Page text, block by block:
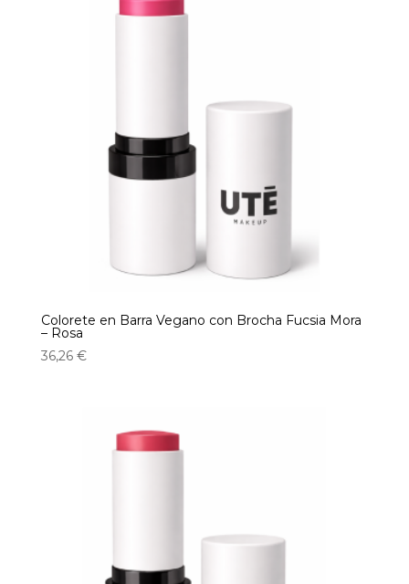
Colorete en Barra Vegano con Brocha Fucsia Mora
– Rosa
36,26 €